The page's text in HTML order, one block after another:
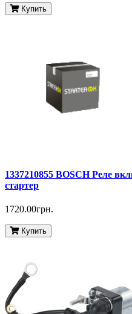
Купить
1337210855 BOSCH Реле
стартер
1720.00грн.
Купить